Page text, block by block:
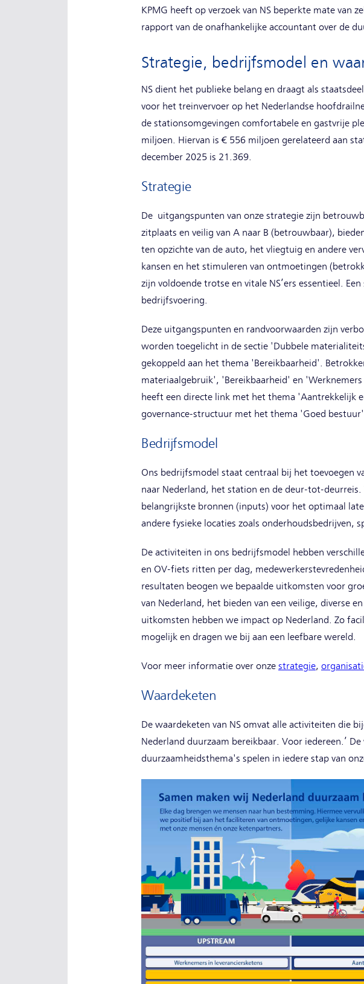
KPMG heeft op verzoek van NS beperkte mate van
rapport van de onafhankelijke accountant over de
Strategie, bedrijfsmodel en
NS dient het publieke belang en draagt als
voor het treinvervoer op het Nederlandse
de stationsomgevingen comfortabele en gastvrije
miljoen. Hiervan is € 556 miljoen gerelateerd aan
december 2025 is 21.369.
Strategie
De uitgangspunten van onze strategie zijn
zitplaats en veilig van A naar B (betrouwbaar),
ten opzichte van de auto, het vliegtuig en andere
kansen en het stimuleren van ontmoetingen
zijn voldoende trotse en vitale NS’ers essentieel.
bedrijfsvoering.
Deze uitgangspunten en randvoorwaarden zijn
worden toegelicht in de sectie 'Dubbele
gekoppeld aan het thema 'Bereikbaarheid'.
materiaalgebruik', 'Bereikbaarheid' en
heeft een directe link met het thema 'Aantrekkelijk
governance-structuur met het thema 'Goed
Bedrijfsmodel
Ons bedrijfsmodel staat centraal bij het toevoegen
naar Nederland, het station en de deur-tot-
belangrijkste bronnen (inputs) voor het optimaal
andere fysieke locaties zoals
De activiteiten in ons bedrijfsmodel hebben
en OV-fiets ritten per dag,
resultaten beogen we bepaalde uitkomsten voor
van Nederland, het bieden van een veilige, diverse
uitkomsten hebben we impact op Nederland. Zo
mogelijk en dragen we bij aan een leefbare wereld.
Voor meer informatie over onze strategie,
Waardeketen
De waardeketen van NS omvat alle activiteiten die
Nederland duurzaam bereikbaar. Voor iedereen.’
duurzaamheidsthema's spelen in iedere stap van